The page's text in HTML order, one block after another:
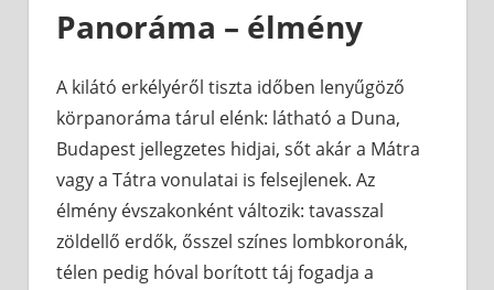
Panoráma – élmény
A kilátó erkélyéről tiszta időben lenyűgöző
körpanoráma tárul elénk: látható a Duna,
Budapest jellegzetes hidjai, sőt akár a Mátra
vagy a Tátra vonulatai is felsejlenek. Az
élmény évszakonként változik: tavasszal
zöldellő erdők, ősszel színes lombkoronák,
télen pedig hóval borított táj fogadja a